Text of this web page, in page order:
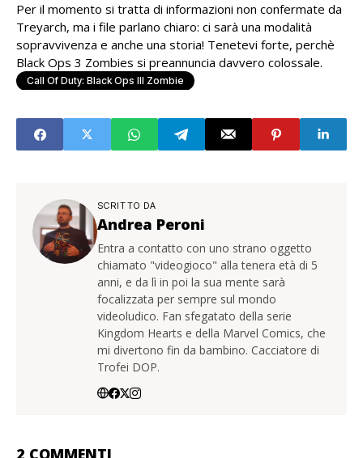
Per il momento si tratta di informazioni non confermate da
Treyarch, ma i file parlano chiaro: ci sarà una modalità
sopravvivenza e anche una storia! Tenetevi forte, perchè
Black Ops 3 Zombies si preannuncia davvero colossale.
Call Of Duty: Black Ops III Zombie
SCRITTO DA
Andrea Peroni
Entra a contatto con uno strano oggetto
chiamato "videogioco" alla tenera età di 5
anni, e da lì in poi la sua mente sarà
focalizzata per sempre sul mondo
videoludico. Fan sfegatato della serie
Kingdom Hearts e della Marvel Comics, che
mi divertono fin da bambino. Cacciatore di
Trofei DOP.
2 COMMENTI